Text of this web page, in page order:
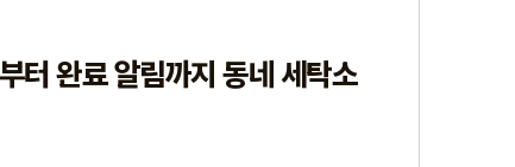
터 완료 알림까지 동네 세탁소